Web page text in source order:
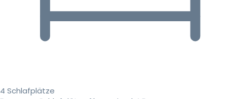
4 Schlafplätze